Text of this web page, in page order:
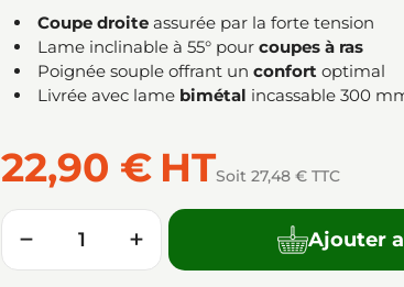
Coupe droite assurée par la forte tension
Lame inclinable à 55° pour coupes à ras
Poignée souple offrant un confort optimal
Livrée avec lame bimétal incassable 300
22,90 € HTSoit 27,48 € TTC
Quantité
− + Ajouter